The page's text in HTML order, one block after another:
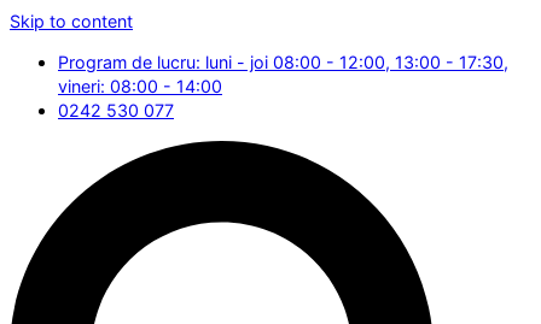
Skip to content
Program de lucru: luni - joi 08:00 - 12:00, 13:00 - 17:30,
vineri: 08:00 - 14:00
0242 530 077